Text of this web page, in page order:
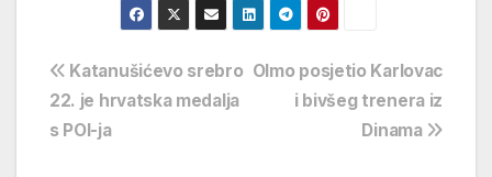
Navigacija
objava
Olmo posjetio Karlovac
i bivšeg trenera iz
Dinama
Katanušićevo srebro
22. je hrvatska medalja
s POI-ja